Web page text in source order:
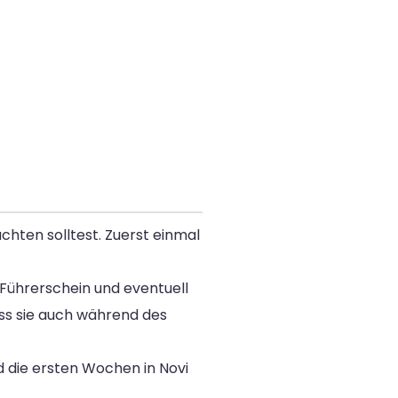
solltest. Zuerst einmal
und eventuell
sie auch während des
die ersten Wochen in Novi